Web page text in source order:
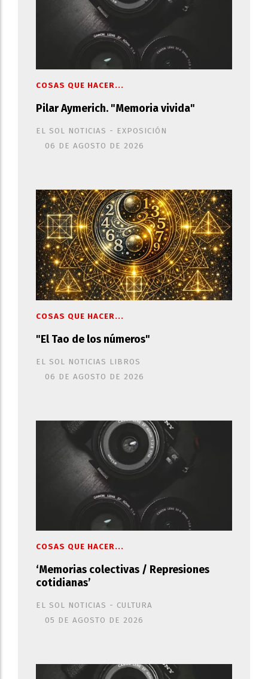
Pilar Aymerich. "Memoria vivida"
EL SOL NOTICIAS - EXPOSICIÓN
COSAS QUE HACER...
06 DE AGOSTO DE 2026
"El Tao de los números"
EL SOL NOTICIAS LIBROS
COSAS QUE HACER...
06 DE AGOSTO DE 2026
‘Memorias colectivas / Represiones
cotidianas’
EL SOL NOTICIAS - CULTURA
COSAS QUE HACER...
05 DE AGOSTO DE 2026